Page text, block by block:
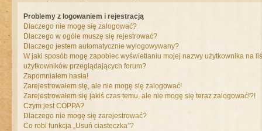
Problemy z logowaniem i rejestracją
Dlaczego nie mogę się zalogować?
Dlaczego w ogóle muszę się rejestrować?
Dlaczego jestem automatycznie wylogowywany?
W jaki sposób mogę zapobiec wyświetlaniu mojej nazwy użytkownika na
użytkowników przeglądających forum?
Zapomniałem hasła!
Zarejestrowałem się, ale nie mogę się zalogować!
Zarejestrowałem się jakiś czas temu, ale nie mogę się teraz zalogować!?!
Czym jest COPPA?
Dlaczego nie mogę się zarejestrować?
Co robi funkcja „Usuń ciasteczka”?